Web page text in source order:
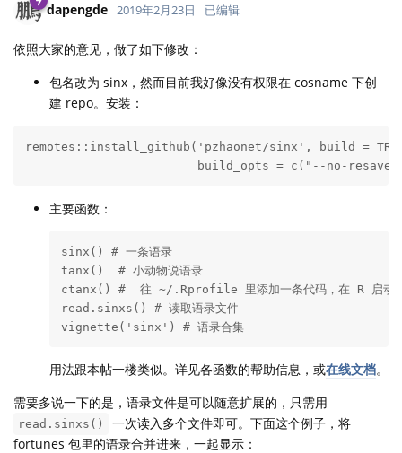
dapengde 2019年2月23日 已编辑
依照大家的意见，做了如下修改：
包名改为 sinx，然而目前我好像没有权限在 cosname 下创
建 repo。安装：
remotes::install_github('pzhaonet/sinx', build =
build_opts = c("--no-
主要函数：
sinx() # 一条语录
tanx()  # 小动物说语录
ctanx() #  往 ~/.Rprofile 里添加一条代码，在 R 启动时
read.sinxs() # 读取语录文件
vignette('sinx') # 语录合集
用法跟本帖一楼类似。详见各函数的帮助信息，或在线文档。
需要多说一下的是，语录文件是可以随意扩展的，只需用
read.sinxs()
一次读入多个文件即可。下面这个例子，将
fortunes 包里的语录合并进来，一起显示：